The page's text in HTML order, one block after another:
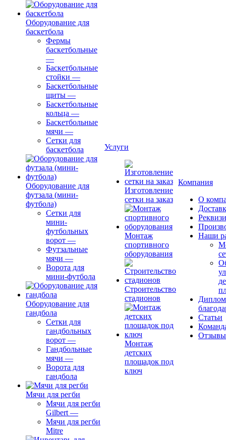
Оборудование для
баскетбола
Фермы
баскетбольные
—
Баскетбольные
стойки —
Баскетбольные
щиты —
Баскетбольные
кольца —
Баскетбольные
мячи —
Сетки для
баскетбола
Оборудование для
футзала (мини-
футбола)
Сетки для
мини-
футбольных
ворот —
Футзальные
мячи —
Ворота для
мини-футбола
Оборудование для
гандбола
Сетки для
гандбольных
ворот —
Гандбольные
мячи —
Ворота для
гандбола
Мячи для регби
Мячи для регби
Gilbert —
Мячи для регби
Mitre
Услуги
Изготовление
сетки на заказ
Монтаж
спортивного
оборудования
Строительство
стадионов
Монтаж
детских
площадок под
ключ
Компания
О
Наши
Статьи
Отзывы